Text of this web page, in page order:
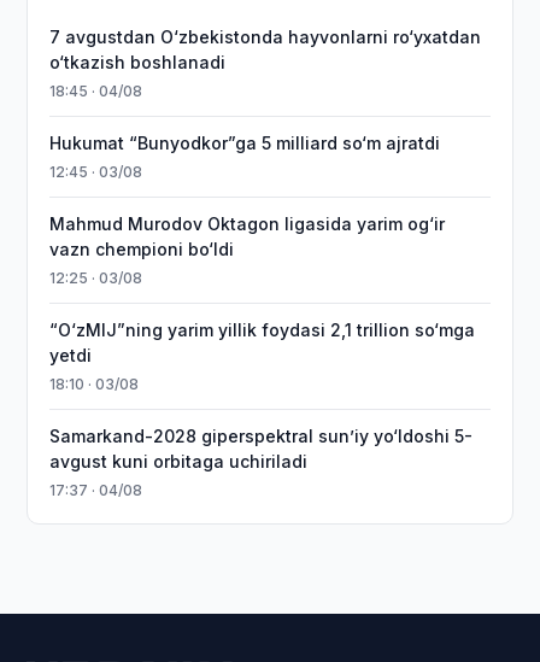
7 avgustdan O‘zbekistonda hayvonlarni ro‘yxatdan
o‘tkazish boshlanadi
18:45 · 04/08
Hukumat “Bunyodkor”ga 5 milliard so‘m ajratdi
12:45 · 03/08
Mahmud Murodov Oktagon ligasida yarim og‘ir
vazn chempioni bo‘ldi
12:25 · 03/08
“O‘zMIJ”ning yarim yillik foydasi 2,1 trillion so‘mga
yetdi
18:10 · 03/08
Samarkand-2028 giperspektral sun’iy yo‘ldoshi 5-
avgust kuni orbitaga uchiriladi
17:37 · 04/08